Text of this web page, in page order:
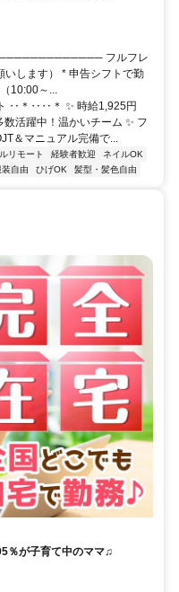
フルフレ
いします） * 申告シフトで勤
10:00～...
‥＊‥‥＊ ✨ 時給1,925円
活躍中！温かいチーム ✨ フ
＆マニュアル完備で...
リモート 経験者歓迎
ネイルOK
装自由 ひげOK 髪型・髪色自由
％が子育て中のママ♫